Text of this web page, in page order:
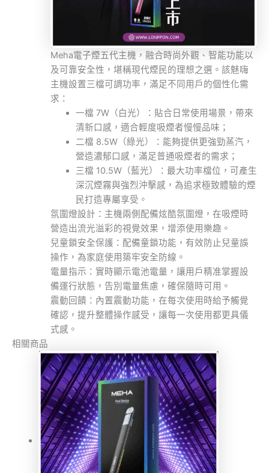
Meha電子煙五代主機，融合時尚外觀、智能功能以
及可靠安全性，堪稱現代煙民的理想之選。該魅嗨
主機設置三檔可調功率，滿足不同用戶的個性化需
求：
一檔 7W（白光）：貼合日常使用場景，帶來
清新口感，適合輕度吸煙者慢慢品味；
二檔 8.5W（綠光）：能夠提供更強勁蒸汽，
營造濃郁口感，滿足普通吸煙者的需求；
三檔 10.5W（藍光）：最大功率檔位，可產生
深沉煙霧與強烈沖擊感，為追求極致體驗的煙
民打造專屬享受。
氛圍燈設計：主機兩側配備炫酷氛圍燈，在吸煙時
營造出流光溢彩的視覺效果，增添使用樂趣。
兒童鎖安全保護：配備童鎖功能，有效防止兒童誤
操作，為家庭使用築牢安全防線。
電量指示：實時顯示電池電量，讓用戶精准掌握設
備運行狀態，告別電量焦慮，確保隨時可用。
震動回饋：內置震動功能，在每次使用時給予觸覺
確認，提升整體操作感受，讓每一次使用都更具儀
式感。
相關商品